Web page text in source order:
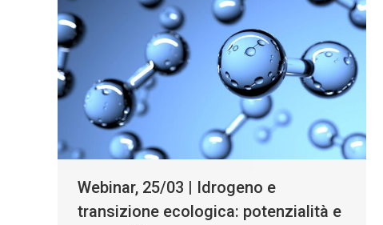
Webinar, 25/03 | Idrogeno e
transizione ecologica: potenzialità e